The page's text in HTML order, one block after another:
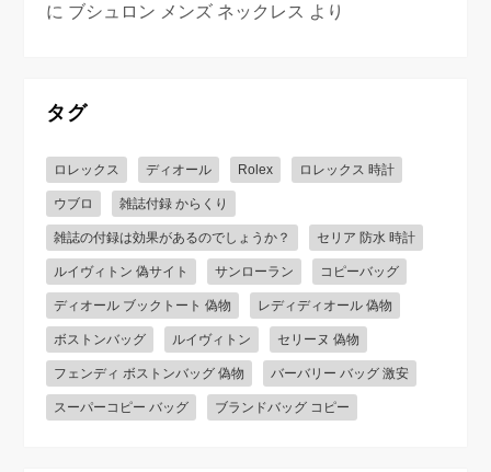
に ブシュロン メンズ ネックレス より
タグ
ロレックス ディオール Rolex ロレックス 時計
ウブロ 雑誌付録 からくり
雑誌の付録は効果があるのでしょうか？ セリア 防水 時計
ルイヴィトン 偽サイト サンローラン コピーバッグ
ディオール ブックトート 偽物 レディディオール 偽物
ボストンバッグ ルイヴィトン セリーヌ 偽物
フェンディ ボストンバッグ 偽物 バーバリー バッグ 激安
スーパーコピー バッグ ブランドバッグ コピー